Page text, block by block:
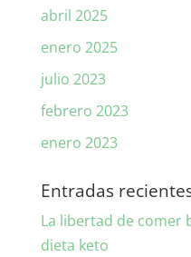
abril 2025
enero 2025
julio 2023
febrero 2023
enero 2023
Entradas
La libertad de comer
dieta keto